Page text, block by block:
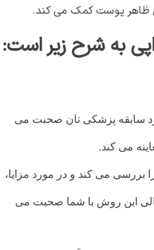
پوست کمک می کند.
به شرح زیر است:
سابقه پزشکی تان صحبت می
می کند.
می کند و در مورد مزایا،
این روش با شما صحبت می